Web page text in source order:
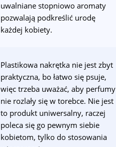
uwalniane stopniowo aromaty
pozwalają podkreślić urodę
każdej kobiety.
Plastikowa nakrętka nie jest zbyt
praktyczna, bo łatwo się psuje,
więc trzeba uważać, aby perfumy
nie rozlały się w torebce. Nie jest
to produkt uniwersalny, raczej
poleca się go pewnym siebie
kobietom, tylko do stosowania